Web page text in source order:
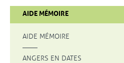
AIDE MÉMOIRE
AIDE MÉMOIRE
ANGERS EN DATES